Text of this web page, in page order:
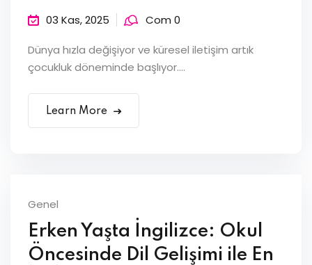
03 Kas, 2025 Com 0
Dünya hızla değişiyor ve küresel iletişim artık
çocukluk döneminde başlıyor....
Learn More
Genel
Erken Yaşta İngilizce: Okul
Öncesinde Dil Gelişimi ile En